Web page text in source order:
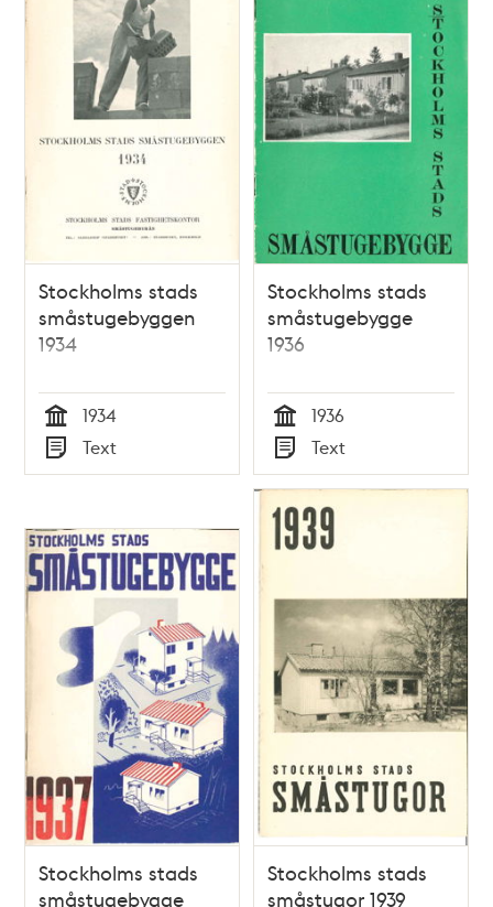
Stockholms stads
småstugebyggen
1934
Tid
1934
Typ
Text
Stockholms stads
småstugebygge
1936
Tid
1936
Typ
Text
Stockholms stads
småstugebygge
Stockholms stads
småstugor 1939